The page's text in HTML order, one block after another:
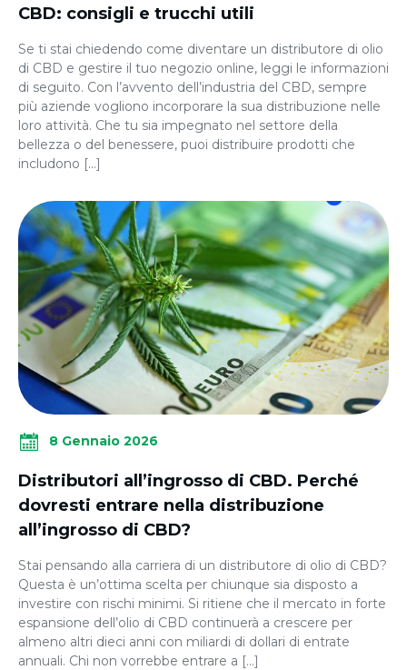
CBD: consigli e trucchi utili
Se ti stai chiedendo come diventare un distributore di olio
di CBD e gestire il tuo negozio online, leggi le informazioni
di seguito. Con l’avvento dell’industria del CBD, sempre
più aziende vogliono incorporare la sua distribuzione nelle
loro attività. Che tu sia impegnato nel settore della
bellezza o del benessere, puoi distribuire prodotti che
includono […]
8 Gennaio 2026
Distributori all’ingrosso di CBD. Perché
dovresti entrare nella distribuzione
all’ingrosso di CBD?
Stai pensando alla carriera di un distributore di olio di CBD?
Questa è un’ottima scelta per chiunque sia disposto a
investire con rischi minimi. Si ritiene che il mercato in forte
espansione dell’olio di CBD continuerà a crescere per
almeno altri dieci anni con miliardi di dollari di entrate
annuali. Chi non vorrebbe entrare a […]